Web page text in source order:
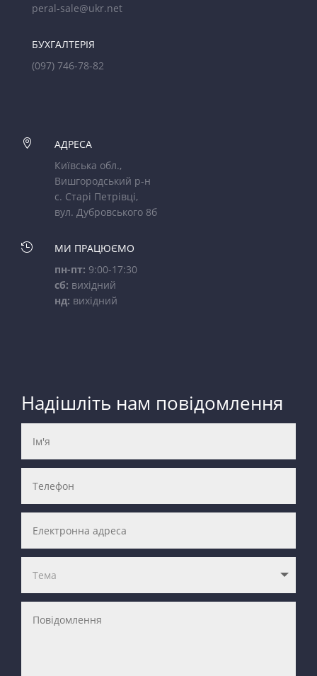
peral-sale@ukr.net
БУХГАЛТЕРІЯ
(097) 746-78-82

АДРЕСА
Київська обл.,
Вишгородський р-н
с. Старі Петрівці,
вул. Дубровського 8б

МИ ПРАЦЮЄМО
пн-пт: 9:00-17:30
сб: вихідний
нд: вихідний
Надішліть нам повідомлення